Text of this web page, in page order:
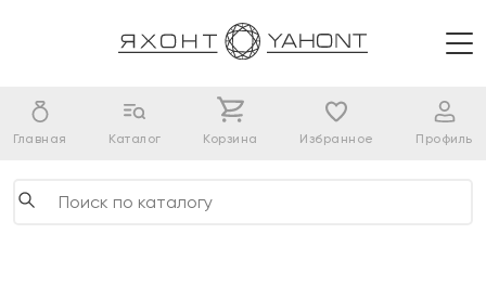
Главная Каталог Корзина Избранное Профиль